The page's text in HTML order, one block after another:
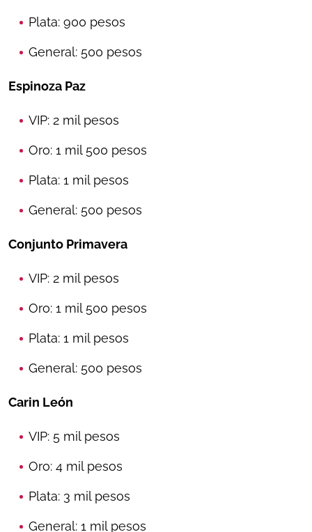
Plata: 900 pesos
General: 500 pesos
Espinoza Paz
VIP: 2 mil pesos
Oro: 1 mil 500 pesos
Plata: 1 mil pesos
General: 500 pesos
Conjunto Primavera
VIP: 2 mil pesos
Oro: 1 mil 500 pesos
Plata: 1 mil pesos
General: 500 pesos
Carin León
VIP: 5 mil pesos
Oro: 4 mil pesos
Plata: 3 mil pesos
General: 1 mil pesos